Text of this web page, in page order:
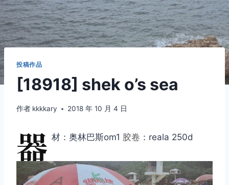
投稿作品
[18918] shek o’s sea
作者 kkkkary 2018 年 10 月 4 日
器 材：奥林巴斯om1 胶卷 ：reala 250d